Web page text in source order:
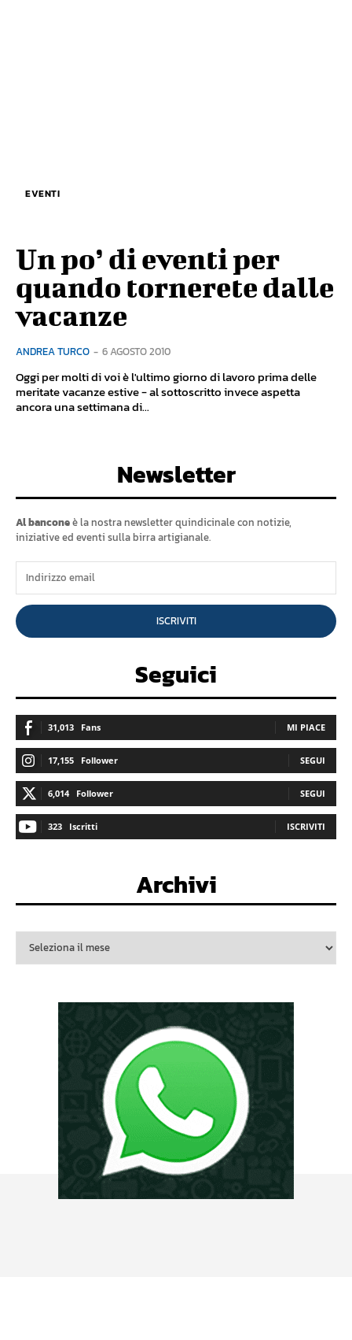
EVENTI
Un po’ di eventi per
quando tornerete dalle
vacanze
ANDREA TURCO - 6 AGOSTO 2010
Oggi per molti di voi è l'ultimo giorno di lavoro prima delle
meritate vacanze estive - al sottoscritto invece aspetta
ancora una settimana di...
Newsletter
Al banconeè la nostra newsletter quindicinale con notizie,
iniziative ed eventi sulla birra artigianale.
ISCRIVITI
Seguici
31,013 Fans MI PIACE
17,155 Follower SEGUI
6,014 Follower SEGUI
323 Iscritti ISCRIVITI
Archivi